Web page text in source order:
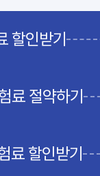
할인받기
료 절약하기
료 할인받기